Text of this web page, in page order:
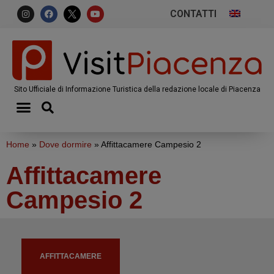
CONTATTI
Sito Ufficiale di Informazione Turistica della redazione locale di Piacenza
Home » Dove dormire » Affittacamere Campesio 2
Affittacamere
Campesio 2
AFFITTACAMERE